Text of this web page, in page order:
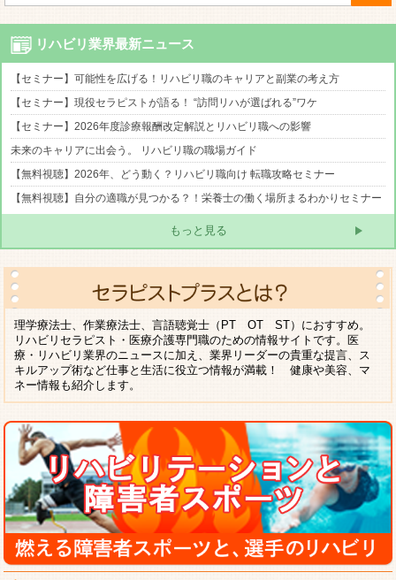
リハビリ業界最新ニュース
【セミナー】可能性を広げる！リハビリ職のキャリアと副業の考え方
【セミナー】現役セラピストが語る！ “訪問リハが選ばれる”ワケ
【セミナー】2026年度診療報酬改定解説とリハビリ職への影響
未来のキャリアに出会う。 リハビリ職の職場ガイド
【無料視聴】2026年、どう動く？リハビリ職向け 転職攻略セミナー
【無料視聴】自分の適職が見つかる？！栄養士の働く場所まるわかりセミナー
もっと見る
理学療法士、作業療法士、言語聴覚士（PT OT ST）におすすめ。
リハビリセラピスト・医療介護専門職のための情報サイトです。医
療・リハビリ業界のニュースに加え、業界リーダーの貴重な提言、ス
キルアップ術など仕事と生活に役立つ情報が満載！ 健康や美容、マ
ネー情報も紹介します。